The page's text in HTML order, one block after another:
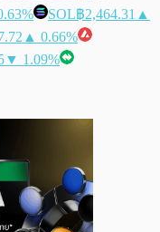
SOL฿2,464.31 ▲
▲ 0.66%
▼ 1.09%